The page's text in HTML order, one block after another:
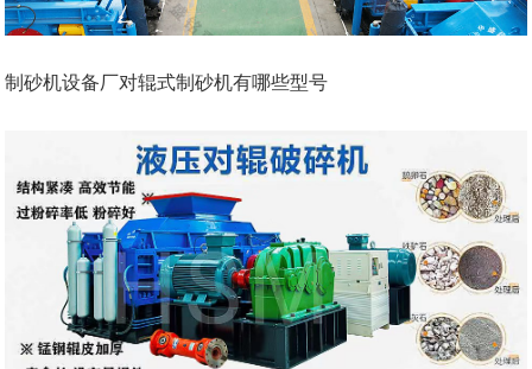
制砂机设备厂对辊式制砂机有哪些型号